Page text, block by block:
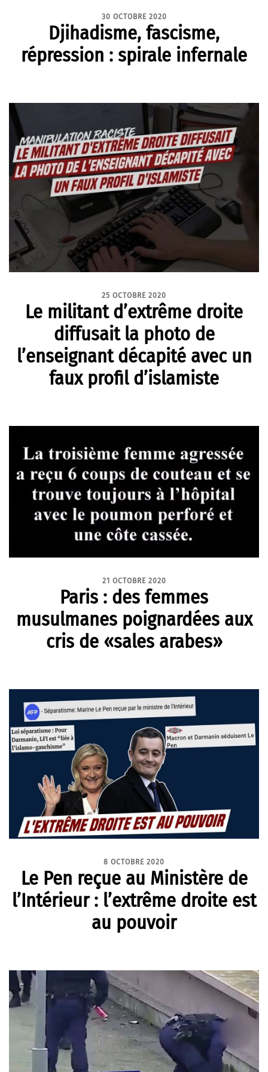
30 OCTOBRE 2020
Djihadisme, fascisme,
répression : spirale infernale
25 OCTOBRE 2020
Le militant d’extrême droite
diffusait la photo de
l’enseignant décapité avec un
faux profil d’islamiste
21 OCTOBRE 2020
Paris : des femmes
musulmanes poignardées aux
cris de «sales arabes»
8 OCTOBRE 2020
Le Pen reçue au Ministère de
l’Intérieur : l’extrême droite est
au pouvoir